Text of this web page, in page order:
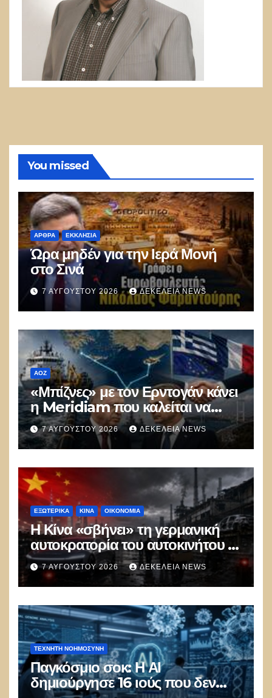
You missed
ΑΡΘΡΑ ΕΚΚΛΗΣΊΑ
Ώρα μηδέν για την Ιερά Μονή
στο Σινά
7 ΑΥΓΟΎΣΤΟΥ 2026 ΔΕΚΈΛΕΙΑ NEWS
ΑΟΖ
«Μπίζνες» με τον Ερντογάν κάνει
η Meridiam που καλείται να
ξεμπλοκάρει το καλώδιο
Ελλάδας–Κύπρου
7 ΑΥΓΟΎΣΤΟΥ 2026 ΔΕΚΈΛΕΙΑ NEWS
ΕΞΩΤΕΡΙΚΑ ΚΊΝΑ ΟΙΚΟΝΟΜΙΑ
Η Κίνα «σβήνει» τη γερμανική
αυτοκρατορία του αυτοκινήτου –
100.000 απολύσεις, λουκέτα και
πολιτικός πανικός
7 ΑΥΓΟΎΣΤΟΥ 2026 ΔΕΚΈΛΕΙΑ NEWS
ΤΕΧΝΗΤΉ ΝΟΗΜΟΣΎΝΗ
Παγκόσμιο σοκ: Η ΑΙ
δημιούργησε 16 ιούς που δεν